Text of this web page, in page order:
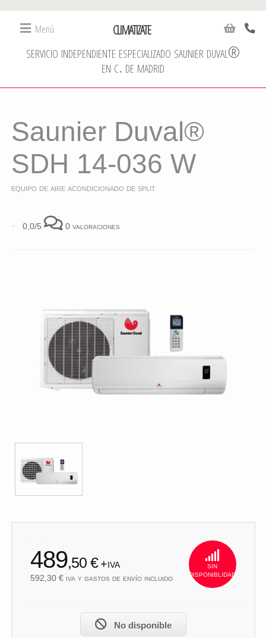
Menú CLIMATIZATE
servicio independiente especializado saunier duval®
en c. de madrid
Saunier Duval®
SDH 14-036 W
equipo de aire acondicionado de split
- 0,0/5 0 valoraciones
489,50 € +iva
592,30 € iva y gastos de envío incluido
sin
disponiblidad
No disponible